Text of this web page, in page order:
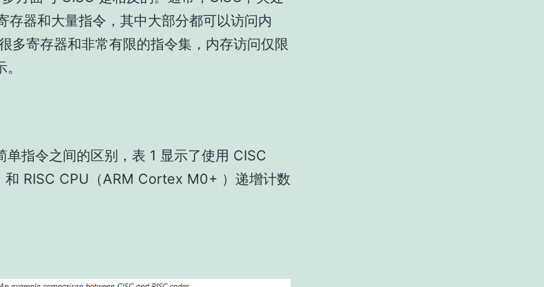
存器和大量指令，其中大部分都可以访问内
多寄存器和非常有限的指令集，内存访问仅限
单指令之间的区别，表 1 显示了使用 CISC
和 RISC CPU（ARM Cortex M0+ ）递增计数